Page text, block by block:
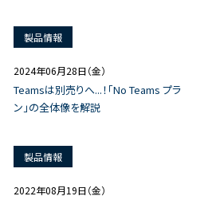
製品情報
2024年06月28日（金）
Teamsは別売りへ...！「No Teams プラ
ン」の全体像を解説
製品情報
2022年08月19日（金）